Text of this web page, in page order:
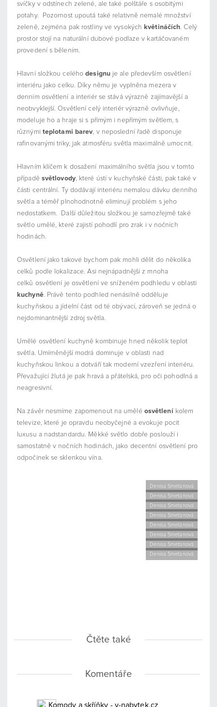
svíčky v odstínech zelené, ale také polštáře s osobitými
potahy. Pozornost upoutá také relativně nemalé množství
zeleně, zejména pak rostliny ve vysokých květináčích. Celý
prostor stojí na naturální dubové podlaze v kartáčovaném
provedení s bělením.
Hlavní složkou celéhodesignuje ale především osvětlení
interiéru jako celku. Díky němu je vyplněna mezera v
denním osvětlení a interiér se stává výrazně zajímavější a
neobvyklejší. Osvětlení celý interiér výrazně ovlivňuje,
modeluje ho a hraje si s přímým i nepřímým světlem, s
různými teplotami barev, v neposlední řadě disponuje
rafinovanými triky, jak atmosféru světla maximálně umocnit.
Hlavním klíčem k dosažení maximálního světla jsou v tomto
případě světlovody, které ústí v kuchyňské části, pak také v
části centrální. Ty dodávají interiéru nemalou dávku denního
světla a téměř plnohodnotně eliminují problém s jeho
nedostatkem. Další důležitou složkou je samozřejmě také
světlo umělé, které zajistí pohodlí pro zrak i v nočních
hodinách.
Osvětlení jako takové bychom pak mohli dělit do několika
celků podle lokalizace. Asi nejnápadnější z mnoha
celků osvětlení je osvětlení ve sníženém podhledu v oblasti
kuchyně. Právě tento podhled nenásilně odděluje
kuchyňskou a jídelní část od té obývací, zároveň se jedná o
nejdominantnější zdroj světla.
Umělé osvětlení kuchyně kombinuje hned několik teplot
světla. Umírněnější modrá dominuje v oblasti nad
kuchyňskou linkou a dotváří tak moderní vzezření interiéru.
Převažující žlutá je pak hravá a přátelská, pro oči pohodlná a
neagresivní.
Na závěr nesmíme zapomenout na umělé osvětlení kolem
televize, které je opravdu neobyčejné a evokuje pocit
luxusu a nadstandardu. Měkké světlo dobře poslouží i
samostatně v nočních hodinách, jako decentní osvětlení pro
odpočinek se sklenkou vína.
Denisa Smetanová
Denisa Smetanová
Denisa Smetanová
Denisa Smetanová
Denisa Smetanová
Denisa Smetanová
Denisa Smetanová
Denisa Smetanová
Čtěte také
Komentáře
Komody a skříňky - v-nabytek.cz